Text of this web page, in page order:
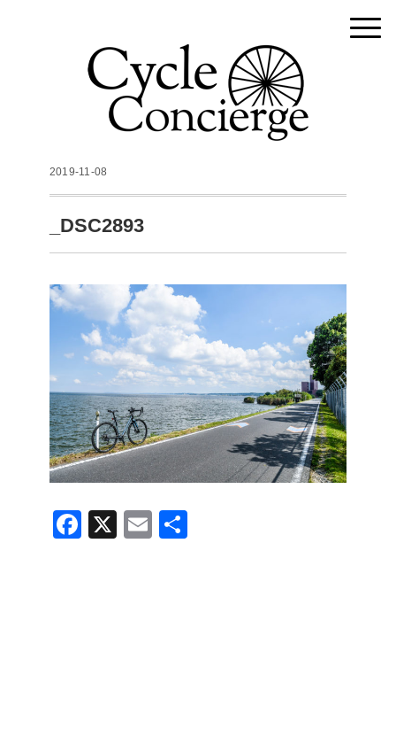
2019-11-08
_DSC2893
F
X
E